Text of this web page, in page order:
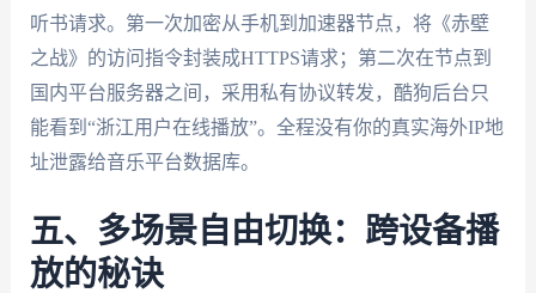
听书请求。第一次加密从手机到加速器节点，将《赤壁
之战》的访问指令封装成HTTPS请求；第二次在节点到
国内平台服务器之间，采用私有协议转发，酷狗后台只
能看到“浙江用户在线播放”。全程没有你的真实海外IP地
址泄露给音乐平台数据库。
五、多场景自由切换：跨设备播
放的秘诀